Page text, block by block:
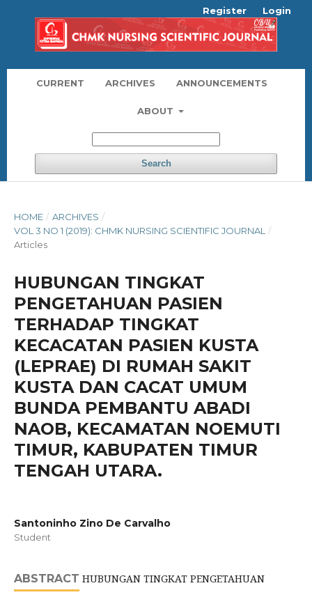
CURRENT ARCHIVES ANNOUNCEMENTS
ABOUT
Search
Register Login
HOME / ARCHIVES /
VOL 3 NO 1 (2019): CHMK NURSING SCIENTIFIC JOURNAL
/
Articles
HUBUNGAN TINGKAT
PENGETAHUAN PASIEN
TERHADAP TINGKAT
KECACATAN PASIEN KUSTA
(LEPRAE) DI RUMAH SAKIT
KUSTA DAN CACAT UMUM
BUNDA PEMBANTU ABADI
NAOB, KECAMATAN NOEMUTI
TIMUR, KABUPATEN TIMUR
TENGAH UTARA.
Santoninho Zino De Carvalho
Student
ABSTRACT HUBUNGAN TINGKAT PENGETAHUAN